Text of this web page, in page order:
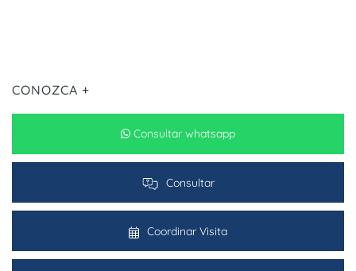
CONOZCA +
Consultar whatsapp
Consultar
Coordinar Visita